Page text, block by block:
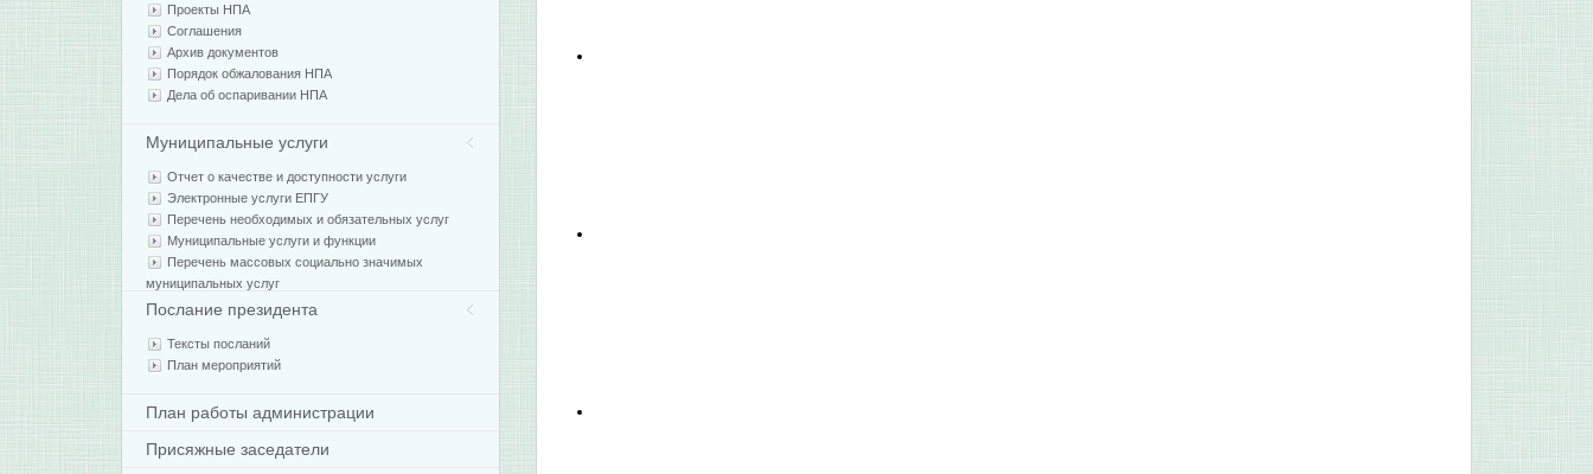
Проекты НПА
Соглашения
Архив документов
Порядок обжалования НПА
Дела об оспаривании НПА
Муниципальные услуги
Отчет о качестве и доступности услуги
Электронные услуги ЕПГУ
Перечень необходимых и обязательных услуг
Муниципальные услуги и функции
Перечень массовых социально значимых
муниципальных услуг
Послание президента
Тексты посланий
План мероприятий
План работы администрации
Присяжные заседатели